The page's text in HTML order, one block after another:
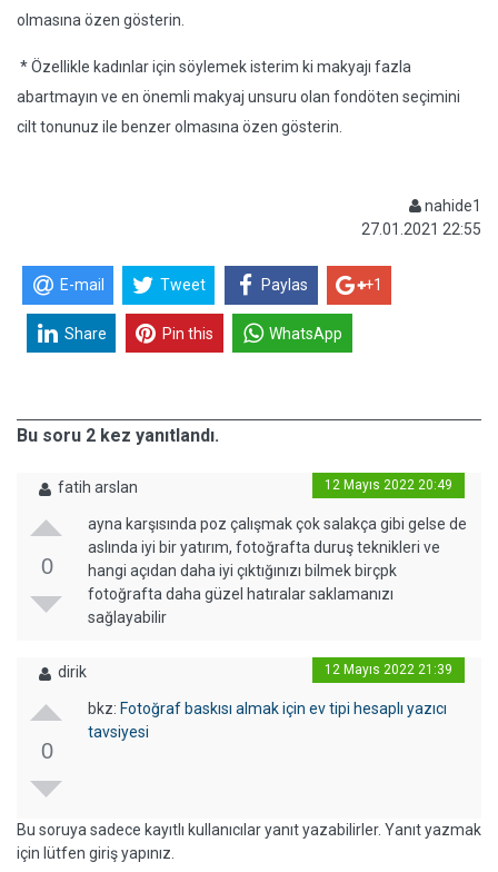
olmasına özen gösterin.
* Özellikle kadınlar için söylemek isterim ki makyajı fazla
abartmayın ve en önemli makyaj unsuru olan fondöten seçimini
cilt tonunuz ile benzer olmasına özen gösterin.
nahide1
27.01.2021 22:55
E-mail Tweet Paylas +1
Share Pin this WhatsApp
Bu soru 2 kez yanıtlandı.
fatih arslan 12 Mayıs 2022 20:49
0
ayna karşısında poz çalışmak çok salakça gibi gelse de
aslında iyi bir yatırım, fotoğrafta duruş teknikleri ve
hangi açıdan daha iyi çıktığınızı bilmek birçpk
fotoğrafta daha güzel hatıralar saklamanızı
sağlayabilir
dirik 12 Mayıs 2022 21:39
0
bkz: Fotoğraf baskısı almak için ev tipi hesaplı yazıcı
tavsiyesi
Bu soruya sadece kayıtlı kullanıcılar yanıt yazabilirler. Yanıt yazmak
için lütfen giriş yapınız.